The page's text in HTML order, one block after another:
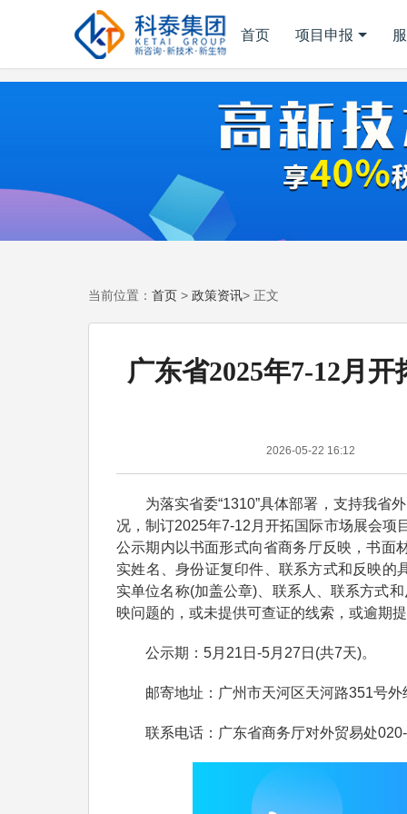
首页 项目申报
当前位置： 首页 > 政策资讯> 正文
广东省2025年7-12月
2026-05-22 16:12
为落实省委“1310”具体部署，支持我省
况，制订2025年7-12月开拓国际市场展会项
公示期内以书面形式向省商务厅反映，书面
实姓名、身份证复印件、联系方式和反映的
实单位名称(加盖公章)、联系人、联系方式
映问题的，或未提供可查证的线索，或逾期
公示期：5月21日-5月27日(共7天)。
邮寄地址：广州市天河区天河路351号外
联系电话：广东省商务厅对外贸易处020-